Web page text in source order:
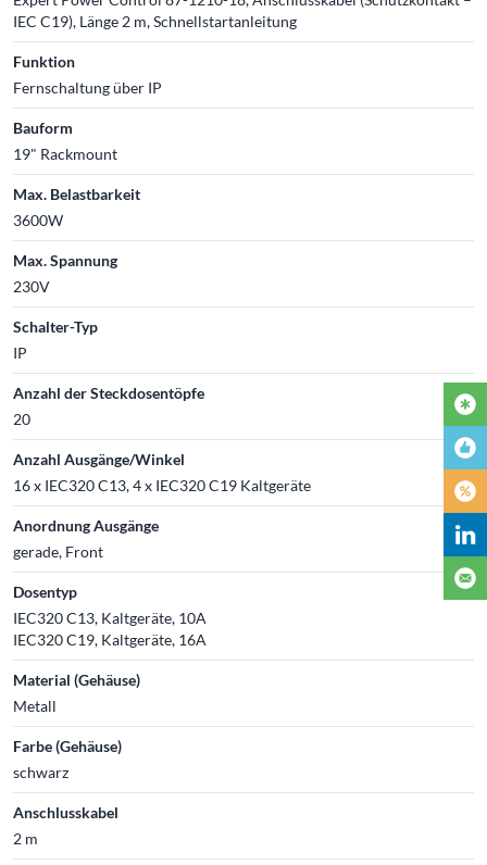
IEC C19), Länge 2 m, Schnellstartanleitung
Funktion
Fernschaltung über IP
Bauform
19" Rackmount
Max. Belastbarkeit
3600W
Max. Spannung
230V
Schalter-Typ
IP
Anzahl der Steckdosentöpfe
20
Anzahl Ausgänge/Winkel
16 x IEC320 C13, 4 x IEC320 C19 Kaltgeräte
Anordnung Ausgänge
gerade, Front
Dosentyp
IEC320 C13, Kaltgeräte, 10A
IEC320 C19, Kaltgeräte, 16A
Material (Gehäuse)
Metall
Farbe (Gehäuse)
schwarz
Anschlusskabel
2 m